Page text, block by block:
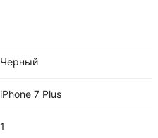
Черный
iPhone 7 Plus
1